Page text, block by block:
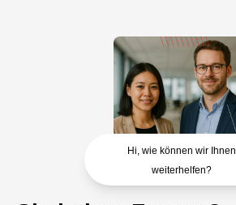
Hi, wie können wir Ihnen
weiterhelfen?